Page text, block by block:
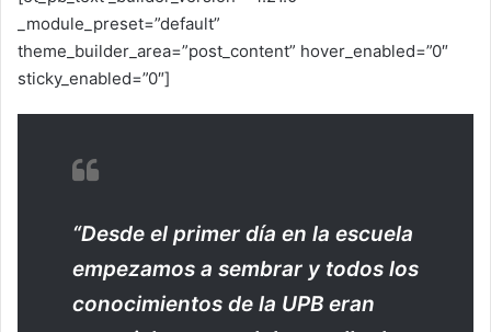
_module_preset=”default”
theme_builder_area=”post_content” hover_enabled=”0″
sticky_enabled=”0″]
“Desde el primer día en la escuela
empezamos a sembrar y todos los
conocimientos de la UPB eran